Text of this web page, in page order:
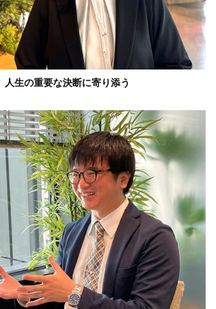
人生の重要な決断に寄り添う